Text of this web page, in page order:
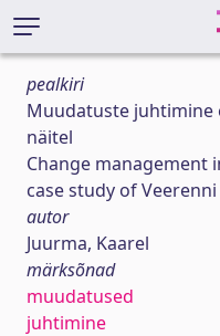
pealkiri
Muudatuste juhtimine
näitel
Change management
case study of
autor
Juurma, Kaarel
märksõnad
muudatused
juhtimine